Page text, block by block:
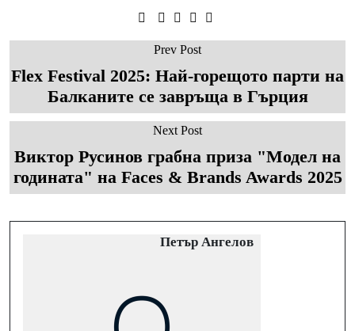
Prev Post
Flex Festival 2025: Най-горещото парти на
Балканите се завръща в Гърция
Next Post
Виктор Русинов грабна приза "Модел на
годината" на Faces & Brands Awards 2025
Петър Ангелов